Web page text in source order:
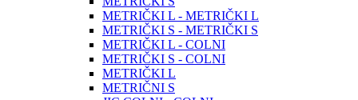
METRIČKI L - METRIČKI L
METRIČKI S - METRIČKI S
METRIČKI L - COLNI
METRIČKI S - COLNI
METRIČKI L
METRIČNI S